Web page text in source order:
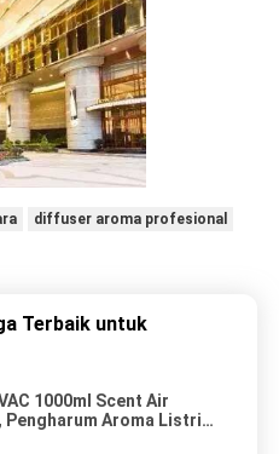
diffuser aroma profesional
Terbaik untuk
1000ml Scent Air
Pengharum Aroma Listrik